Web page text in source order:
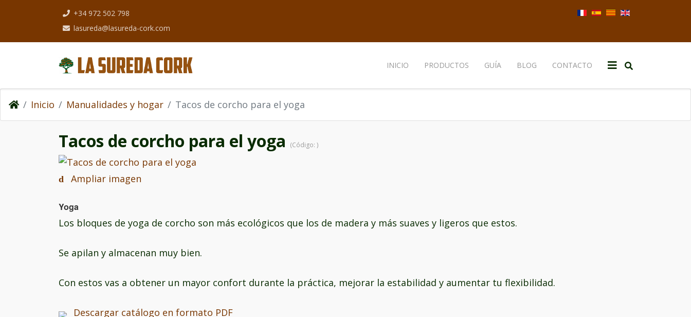
+34 972 502 798
lasureda@lasureda-cork.com
Seleccione su idioma
INICIO PRODUCTOS GUÍA BLOG CONTACTO
Inicio Manualidades y hogar Tacos de corcho para el yoga
Tacos de corcho para el yoga (Código: )
Ampliar imagen
Yoga
Los bloques de yoga de corcho son más ecológicos que los de madera y más suaves y ligeros que estos.
Se apilan y almacenan muy bien.
Con estos vas a obtener un mayor confort durante la práctica, mejorar la estabilidad y aumentar tu flexibilidad.
Descargar catálogo en formato PDF